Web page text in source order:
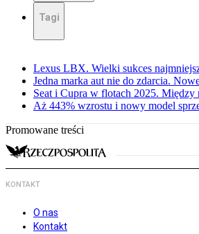
Tagi
Lexus LBX. Wielki sukces
Jedna marka aut nie do zdarcia.
Seat i Cupra w flotach 2025. Między
Aż 443% wzrostu i nowy model
Promowane treści
KONTAKT
O nas
Kontakt